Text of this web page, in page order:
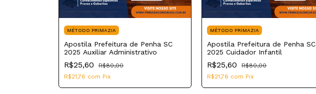
MÉTODO PRIMAZIA
Apostila Prefeitura de Penha SC
2025 Auxiliar Administrativo
R$25,60
R$80,00
R$21,76 com Pix
MÉTODO PRIMAZIA
Apostila Prefeitura de Penha SC
2025 Cuidador Infantil
R$25,60
R$80,00
R$21,76 com Pix